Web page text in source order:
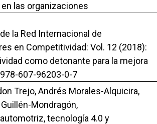
las organizaciones
la Red Internacional de
en Competitividad: Vol. 12 (2018):
como detonante para la mejora
607-96203-0-7
Trejo, Andrés Morales-Alquicira,
Mondragón,
tecnología 4.0 y